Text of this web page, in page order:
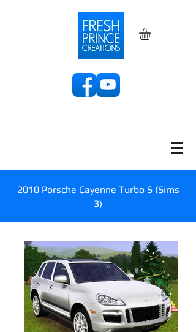
2010 Porsche Cayenne Turbo S (Sims
3)